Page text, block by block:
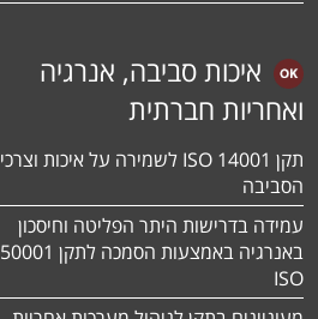
איכות סביבה, אנרגיה
ואחריות חברתית
תקן ISO 14001 לשמירה על איכות וצרכי
הסביבה
עמידה בדרישות היתר הפליטה וחיסכון
באנרגיה באמצעות הסמכה לתקן 50001
ISO